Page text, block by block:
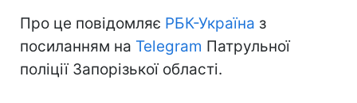
Про це повідомляє РБК-Україна з
посиланням на Telegram Патрульної
поліції Запорізької області.